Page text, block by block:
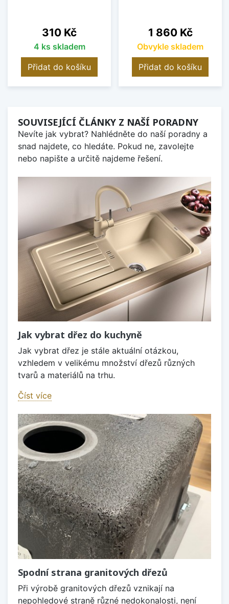
Cena
310 Kč
4 ks skladem
Přidat do košíku
Cena
1 860 Kč
Obvykle skladem
Přidat do košíku
SOUVISEJÍCÍ ČLÁNKY Z NAŠÍ PORADNY
Nevíte jak vybrat? Nahlédněte do naší poradny a
snad najdete, co hledáte. Pokud ne, zavolejte
nebo napište a určitě najdeme řešení.
Jak vybrat dřez do kuchyně
Jak vybrat dřez je stále aktuální otázkou,
vzhledem v velikému množství dřezů různých
tvarů a materiálů na trhu.
Číst více
Spodní strana granitových dřezů
Při výrobě granitových dřezů vznikají na
nepohledové straně různé nedokonalosti, není